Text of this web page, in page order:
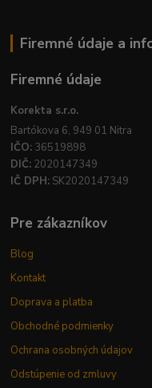
Firemné údaje a
Firemné údaje
Korekta s.r.o.
Bartókova 6, 949 01 Nitra
IČO: 36519898
DIČ: 2020147349
IČ DPH: SK2020147349
Pre zákazníkov
Blog
Kontakt
Doprava a platba
Obchodné podmienky
Ochrana osobných údajov
Odstúpenie od zmluvy